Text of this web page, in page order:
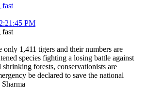
fast
PM
fast
1,411 tigers and their numbers are
species fighting a losing battle against
shrinking forests, conservationists are
be declared to save the national